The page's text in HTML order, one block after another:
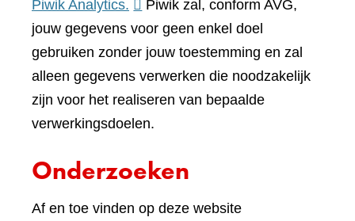
Piwik Analytics. (verwijst
naar
een
andere
website)
Piwik zal, conform AVG,
jouw gegevens voor geen enkel doel
gebruiken zonder jouw toestemming en zal
alleen gegevens verwerken die noodzakelijk
zijn voor het realiseren van bepaalde
verwerkingsdoelen.
Onderzoeken
Af en toe vinden op deze website